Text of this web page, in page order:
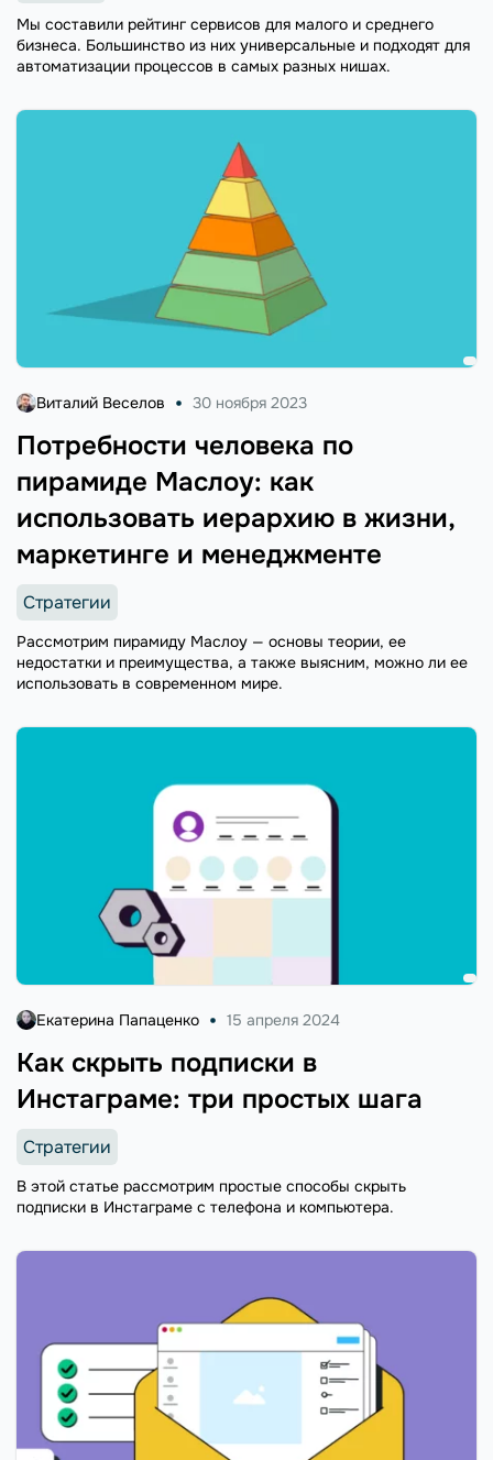
Мы составили рейтинг сервисов для малого и среднего
бизнеса. Большинство из них универсальные и подходят для
автоматизации процессов в самых разных нишах.
Потребности человека по
пирамиде Маслоу: как
использовать иерархию в жизни,
маркетинге и менеджменте
Виталий Веселов 30 ноября 2023
Стратегии
Рассмотрим пирамиду Маслоу — основы теории, ее
недостатки и преимущества, а также выясним, можно ли ее
использовать в современном мире.
Как скрыть подписки в
Инстаграме: три простых шага
Екатерина Папаценко 15 апреля 2024
Стратегии
В этой статье рассмотрим простые способы скрыть
подписки в Инстаграме с телефона и компьютера.